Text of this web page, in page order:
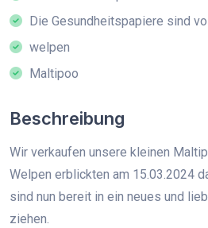
Die Gesundheitspapiere sind
welpen
Maltipoo
Beschreibung
Wir verkaufen unsere kleinen
Welpen erblickten am 15.03.2024
sind nun bereit in ein neues und
ziehen.